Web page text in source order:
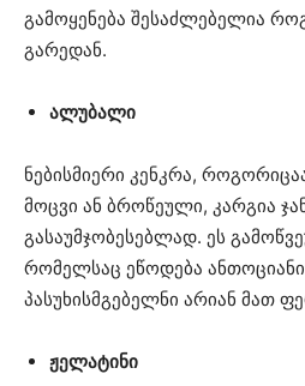
გამოყენება შესაძლებელია
გარედან.
ალუბალი
ნებისმიერი კენკრა,
მოცვი ან ბროწეული, კარგია
გასაუმჯობესებლად. ეს
რომელსაც ეწოდება
პასუხისმგებელნი არიან მათ
ჟელატინი